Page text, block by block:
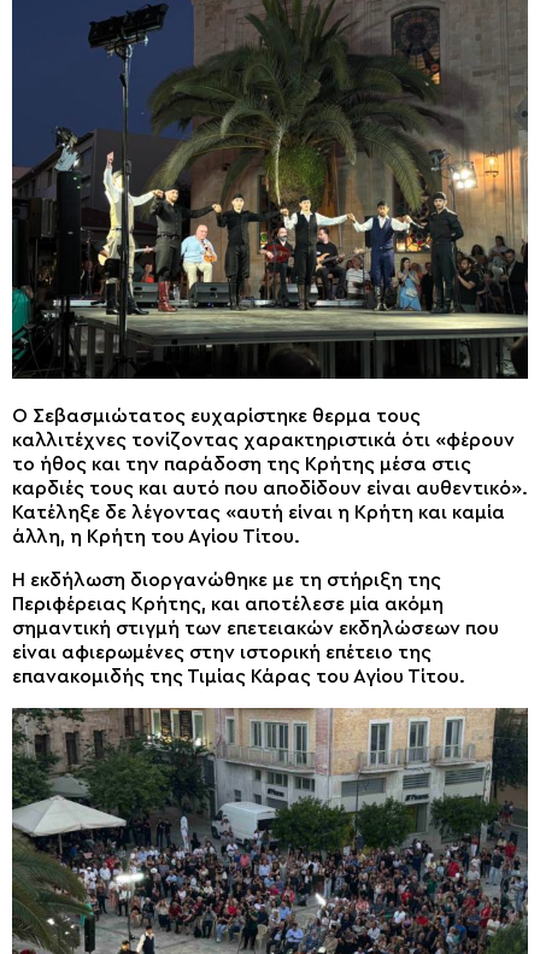
Ο Σεβασμιώτατος ευχαρίστηκε θερμα τους
καλλιτέχνες τονίζοντας χαρακτηριστικά ότι «φέρουν
το ήθος και την παράδοση της Κρήτης μέσα στις
καρδιές τους και αυτό που αποδίδουν είναι αυθεντικό».
Κατέληξε δε λέγοντας «αυτή είναι η Κρήτη και καμία
άλλη, η Κρήτη του Αγίου Τίτου.
Η εκδήλωση διοργανώθηκε με τη στήριξη της
Περιφέρειας Κρήτης, και αποτέλεσε μία ακόμη
σημαντική στιγμή των επετειακών εκδηλώσεων που
είναι αφιερωμένες στην ιστορική επέτειο της
επανακομιδής της Τιμίας Κάρας του Αγίου Τίτου.